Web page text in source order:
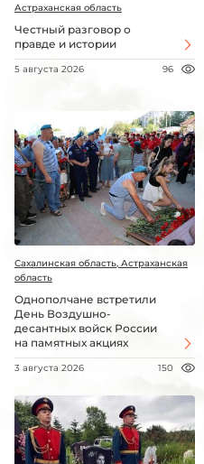
Астраханская область
Честный разговор о
правде и истории
5 августа 2026 96
Сахалинская область, Астраханская
область
Однополчане встретили
День Воздушно-
десантных войск России
на памятных акциях
3 августа 2026 150